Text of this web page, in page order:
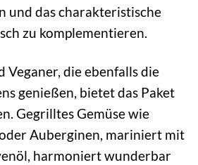
und das charakteristische
zu komplementieren.
Veganer, die ebenfalls die
genießen, bietet das Paket
Gegrilltes Gemüse wie
Auberginen, mariniert mit
harmoniert wunderbar